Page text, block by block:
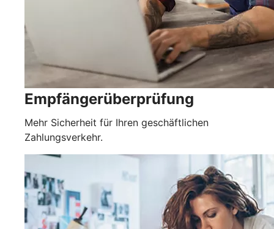
Empfängerüberprüfung
Mehr Sicherheit für Ihren geschäftlichen
Zahlungsverkehr.